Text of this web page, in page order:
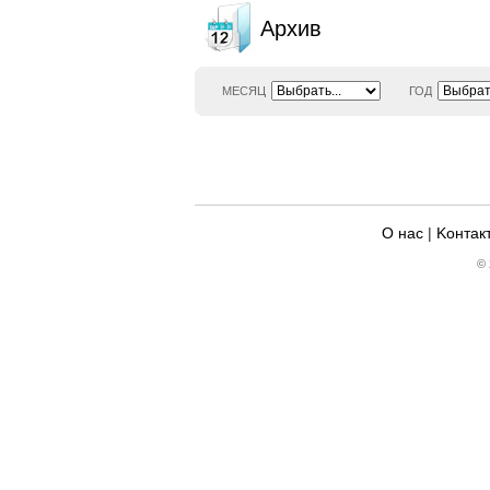
Архив
МЕСЯЦ ГОД
О нас |
©